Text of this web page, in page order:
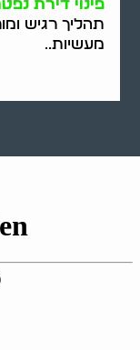
פינוי דירת
תהליך רגיש
מעשיות..